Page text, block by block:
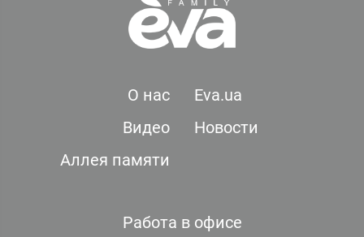
О нас
Eva.ua
Видео
Новости
Аллея памяти
Работа в офисе